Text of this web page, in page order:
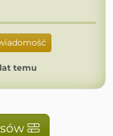
temu